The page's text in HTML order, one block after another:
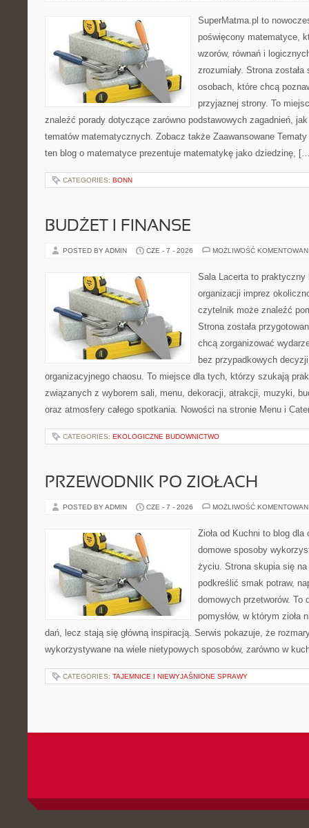
SuperMatma.pl to
poświęcony matematyce,
wzorów, równań i
zrozumiały. Strona
osobach, które chcą
przyjaznej strony. To
znaleźć porady dotyczące zarówno podstawowych zagadnień,
tematów matematycznych. Zobacz także Zaawansowane
ten blog o matematyce prezentuje matematykę jako dziedzinę,
CATEGORIES: BONN
BUDŻET I FINANSE
POSTED BY ADMIN CZE - 7 - 2026 MOŻLIWOŚĆ
Sala Lacerta to praktyczny
organizacji imprez
czytelnik może znaleźć
Strona została
chcą zorganizować
bez przypadkowych
organizacyjnego chaosu. To miejsce dla tych, którzy szukają
związanych z wyborem sali, menu, dekoracji, atrakcji, muzyki,
oraz atmosfery całego spotkania. Nowości na stronie Menu i
CATEGORIES: EKOLOGICZNE BUDOWNICTWO
PRZEWODNIK PO ZIOŁACH
POSTED BY ADMIN CZE - 7 - 2026 MOŻLIWOŚĆ
Zioła od Kuchni to blog dla
domowe sposoby
życiu. Strona skupia się
podkreślić smak potraw,
domowych przetworów. To
pomysłów, w którym zioła
dań, lecz stają się główną inspiracją. Serwis pokazuje, że
wykorzystywane na wiele nietypowych sposobów, zarówno w
CATEGORIES: TAJEMNICE I NIEWYJAŚNIONE SPRAWY